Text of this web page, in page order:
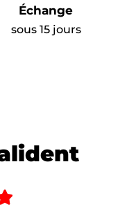
Échange
sous 15 jours